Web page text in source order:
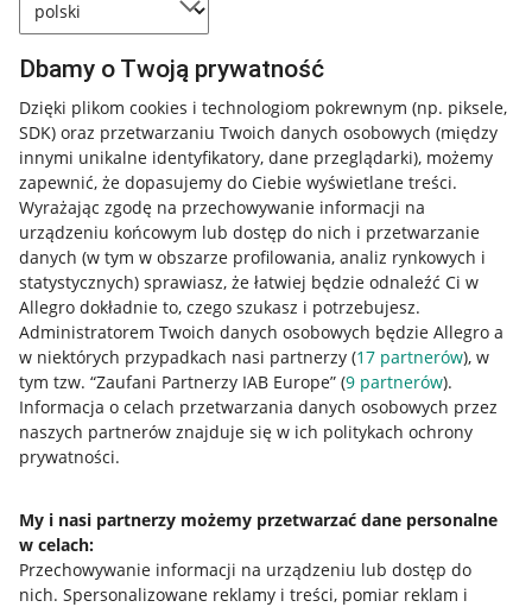
Dbamy o Twoją prywatność
Dzięki plikom cookies i technologiom pokrewnym (np. piksele,
SDK) oraz przetwarzaniu Twoich danych osobowych (między
innymi unikalne identyfikatory, dane przeglądarki), możemy
zapewnić, że dopasujemy do Ciebie wyświetlane treści.
Wyrażając zgodę na przechowywanie informacji na
urządzeniu końcowym lub dostęp do nich i przetwarzanie
danych (w tym w obszarze profilowania, analiz rynkowych i
statystycznych) sprawiasz, że łatwiej będzie odnaleźć Ci w
Allegro dokładnie to, czego szukasz i potrzebujesz.
Administratorem Twoich danych osobowych będzie Allegro a
w niektórych przypadkach nasi partnerzy (17 partnerów), w
tym tzw. “Zaufani Partnerzy IAB Europe” (9 partnerów).
Informacja o celach przetwarzania danych osobowych przez
naszych partnerów znajduje się w ich politykach ochrony
prywatności.
My i nasi partnerzy możemy przetwarzać dane personalne
w celach:
Przechowywanie informacji na urządzeniu lub dostęp do
nich. Spersonalizowane reklamy i treści, pomiar reklam i
Przydatne informacje
Jak to działa
Allegro Gadane dla sprzedających
Allegro Gadane dla kupujących